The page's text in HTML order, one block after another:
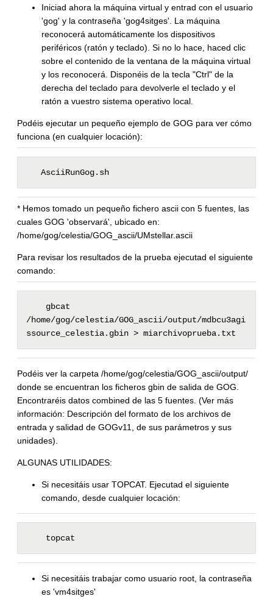
Iniciad ahora la máquina virtual y entrad con el usuario
'gog' y la contraseña 'gog4sitges'. La máquina
reconocerá automáticamente los dispositivos
periféricos (ratón y teclado). Si no lo hace, haced clic
sobre el contenido de la ventana de la máquina virtual
y los reconocerá. Disponéis de la tecla "Ctrl" de la
derecha del teclado para devolverle el teclado y el
ratón a vuestro sistema operativo local.
Podéis ejecutar un pequeño ejemplo de GOG para ver cómo
funciona (en cualquier locación):
   AsciiRunGog.sh
* Hemos tomado un pequeño fichero ascii con 5 fuentes, las
cuales GOG 'observará', ubicado en:
/home/gog/celestia/GOG_ascii/UMstellar.ascii
Para revisar los resultados de la prueba ejecutad el siguiente
comando:
/home/gog/celestia/GOG_ascii/output/mdbcu3agi
ssource_celestia.gbin > miarchivoprueba.txt
Podéis ver la carpeta /home/gog/celestia/GOG_ascii/output/
donde se encuentran los ficheros gbin de salida de GOG.
Encontraréis datos combined de las 5 fuentes. (Ver más
información: Descripción del formato de los archivos de
entrada y salidad de GOGv11, de sus parámetros y sus
unidades).
ALGUNAS UTILIDADES:
Si necesitáis usar TOPCAT. Ejecutad el siguiente
comando, desde cualquier locación:
topcat
Si necesitáis trabajar como usuario root, la contraseña
es 'vm4sitges'